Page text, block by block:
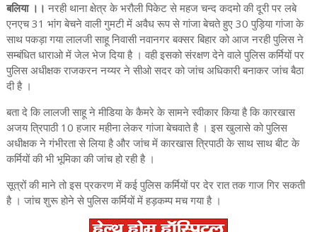
बलिया ।। नरही थाना क्षेत्र के भरौली पिकेट से महज चन्द कदमो की दूरी पर लबे
एनएच 31 भांग बेचने वाली गुमटी में अवैध रूप से गांजा बेचते हुए 30 पुड़िया गांजा के
साथ पकड़ा गया लालजी साहू निवासी नवानगर बक्सर बिहार को आज नरही पुलिस ने
सम्बंधित धाराओ में जेल भेज दिया है । वही इसको संरक्षण देने वाले पुलिस कर्मियों पर
पुलिस अधीक्षक राजकरन नय्यर ने सीओ सदर को जांच अधिकारी बनाकर जांच बैठा
दी है ।
बता दे कि लालजी साहू ने मीडिया के कैमरे के सामने स्वीकार किया है कि कारखास
अजय त्रिपाठी 10 हजार महीना लेकर गांजा बेचवाते है । इस खुलासे को पुलिस
अधीक्षक ने गंभीरता से लिया है और जांच में कारखास त्रिपाठी के साथ साथ बीट के
कर्मियों की भी भूमिका की जांच हो रही है ।
सूत्रों की माने तो इस प्रकरण में कई पुलिस कर्मियों पर देर रात तक गाज गिर सकती
है । जांच शुरू होने से पुलिस कर्मियों में हड़कम्प मच गया है ।